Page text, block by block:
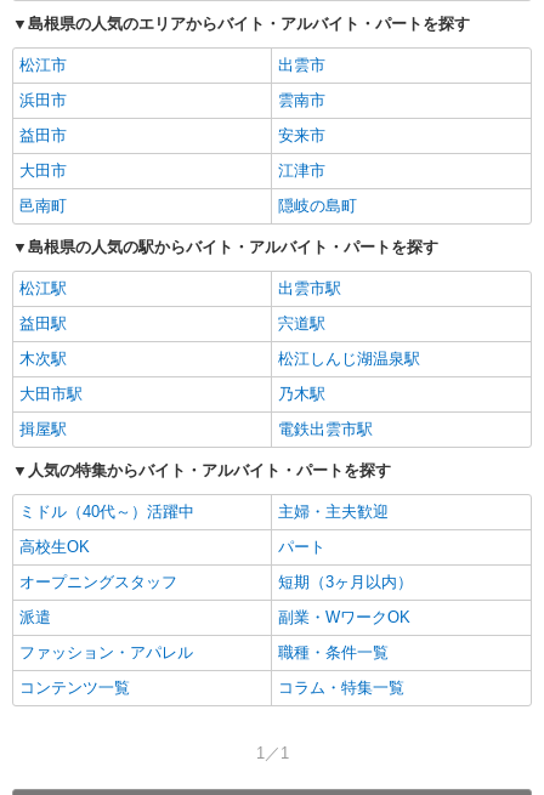
島根県の人気のエリアからバイト・アルバイト・パートを探す
松江市
出雲市
浜田市
雲南市
益田市
安来市
大田市
江津市
邑南町
隠岐の島町
島根県の人気の駅からバイト・アルバイト・パートを探す
松江駅
出雲市駅
益田駅
宍道駅
木次駅
松江しんじ湖温泉駅
大田市駅
乃木駅
揖屋駅
電鉄出雲市駅
人気の特集からバイト・アルバイト・パートを探す
ミドル（40代～）活躍中
主婦・主夫歓迎
高校生OK
パート
オープニングスタッフ
短期（3ヶ月以内）
派遣
副業・WワークOK
ファッション・アパレル
職種・条件一覧
コンテンツ一覧
コラム・特集一覧
1／1